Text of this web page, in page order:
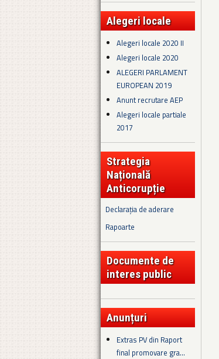
Alegeri locale
Alegeri locale 2020 II
Alegeri locale 2020
ALEGERI PARLAMENT
EUROPEAN 2019
Anunt recrutare AEP
Alegeri locale partiale
2017
Strategia
Națională
Anticorupție
Declarația de aderare
Rapoarte
Documente de
interes public
Anunțuri
Extras PV din Raport
final promovare gra...